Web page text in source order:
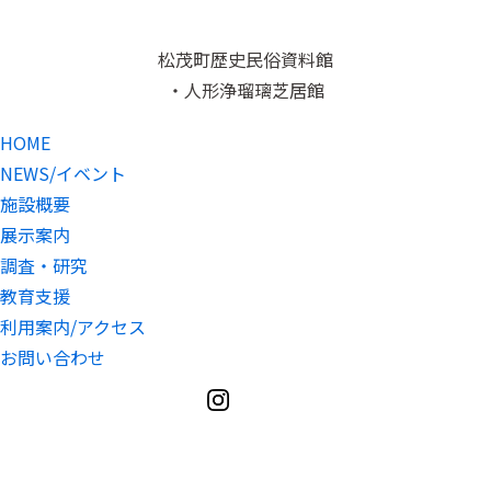
松茂町歴史民俗資料館
・人形浄瑠璃芝居館
HOME
NEWS/イベント
施設概要
展示案内
調査・研究
教育支援
利用案内/アクセス
お問い合わせ